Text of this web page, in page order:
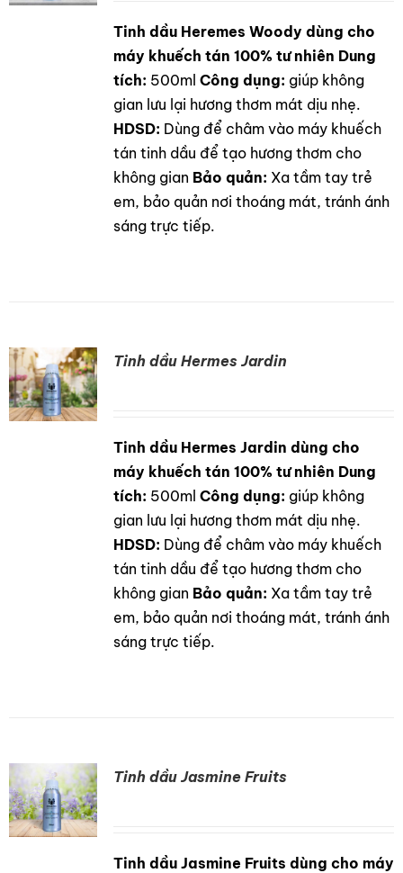
Tinh dầu Heremes Woody dùng cho
máy khuếch tán 100% tư nhiên Dung
tích: 500ml Công dụng: giúp không
gian lưu lại hương thơm mát dịu nhẹ.
HDSD: Dùng để châm vào máy khuếch
tán tinh dầu để tạo hương thơm cho
không gian Bảo quản: Xa tầm tay trẻ
em, bảo quản nơi thoáng mát, tránh ánh
sáng trực tiếp.
Tinh dầu Hermes Jardin
Tinh dầu Hermes Jardin dùng cho
máy khuếch tán 100% tư nhiên Dung
tích: 500ml Công dụng: giúp không
gian lưu lại hương thơm mát dịu nhẹ.
HDSD: Dùng để châm vào máy khuếch
tán tinh dầu để tạo hương thơm cho
không gian Bảo quản: Xa tầm tay trẻ
em, bảo quản nơi thoáng mát, tránh ánh
sáng trực tiếp.
Tinh dầu Jasmine Fruits
Tinh dầu Jasmine Fruits dùng cho máy